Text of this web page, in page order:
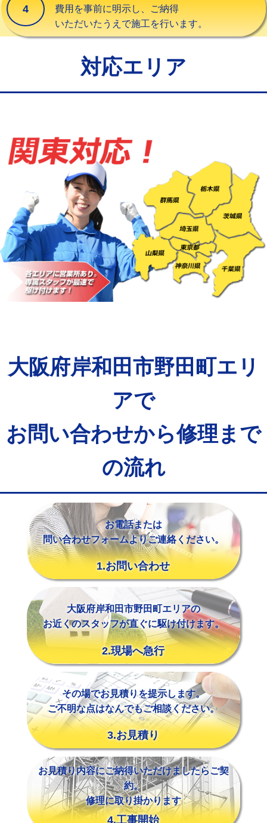
給水管工事※（バンド止め) 3,300円
給水管工事※（保温材使用（バンド止
5,500円
給水管工事※（塩ビ管（VP・HI）使
用/3ｍまで)
給水管工事※（塩ビ管（VP・HI）使
用（追加）/3ｍ超え)
+8,800円
給水管工事※（ライニング鋼管・銅
管・ポリ管・HT管使用/3ｍまで)
44,000円
給水管工事※（ライニング鋼管・銅
管・ポリ管・HT管使用/3ｍ超え)
+8,800円
マス交換（土の掘削・埋め戻し作業）
コンクリート斫り（厚さ10㎝まで） 27,500円
コンクリート斫り（厚さ10㎝超え）
モルタル補修（厚さ10㎝超え） 38,500円
※給水管工事は20mmまでの価格です。
4
費用を事前に明示し、ご納得
いただいたうえで施工を行います。
対応エリア
大阪府岸和田市野田町エリ
アで
お問い合わせから修理まで
の流れ
お電話または
問い合わせフォームよりご連絡ください。
1.お問い合わせ
大阪府岸和田市野田町エリアの
お近くのスタッフが直ぐに駆け付けます。
2.現場へ急行
その場でお見積りを提示します。
ご不明な点はなんでもご相談ください。
3.お見積り
お見積り内容にご納得いただけましたらご契
約。
修理に取り掛かります
4.工事開始